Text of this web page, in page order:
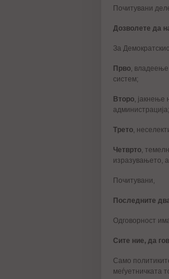
Почитувани
Дозволете да
За
Прво,
систем;
Второ, јакнење
администрација;
Трето,
Четврто,
изразувањето, а
Почитувани,
Последните
Одговорност
Сите ние, да
Само
меѓуетничката